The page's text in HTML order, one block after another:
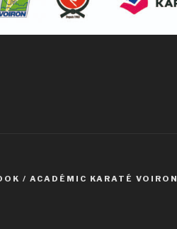
/ ACADÉMIC KARATÉ VOIRON